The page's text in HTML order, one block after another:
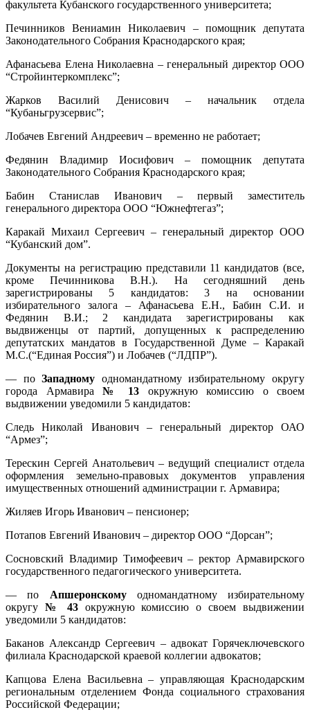
факультета Кубанского государственного университета;
Печинников Вениамин Николаевич – помощник депутата
Законодательного Собрания Краснодарского края;
Афанасьева Елена Николаевна – генеральный директор ООО
“Стройинтеркомплекс”;
Жарков Василий Денисович – начальник отдела
“Кубаньгрузсервис”;
Лобачев Евгений Андреевич – временно не работает;
Федянин Владимир Иосифович – помощник депутата
Законодательного Собрания Краснодарского края;
Бабин Станислав Иванович – первый заместитель
генерального директора ООО “Южнефтегаз”;
Каракай Михаил Сергеевич – генеральный директор ООО
“Кубанский дом”.
Документы на регистрацию представили 11 кандидатов (все,
кроме Печинникова В.Н.). На сегодняшний день
зарегистрированы 5 кандидатов: 3 на основании
избирательного залога – Афанасьева Е.Н., Бабин С.И. и
Федянин В.И.; 2 кандидата зарегистрированы как
выдвиженцы от партий, допущенных к распределению
депутатских мандатов в Государственной Думе – Каракай
М.С.(“Единая Россия”) и Лобачев (“ЛДПР”).
— поЗападному одномандатному избирательному округу
города Армавира № 13 окружную комиссию о своем
выдвижении уведомили 5 кандидатов:
Следь Николай Иванович – генеральный директор ОАО
“Армез”;
Терескин Сергей Анатольевич – ведущий специалист отдела
оформления земельно-правовых документов управления
имущественных отношений администрации г. Армавира;
Жиляев Игорь Иванович – пенсионер;
Потапов Евгений Иванович – директор ООО “Дорсан”;
Сосновский Владимир Тимофеевич – ректор Армавирского
государственного педагогического университета.
— по Апшеронскомуодномандатному избирательному
округу № 43 окружную комиссию о своем выдвижении
уведомили 5 кандидатов:
Баканов Александр Сергеевич – адвокат Горячеключевского
филиала Краснодарской краевой коллегии адвокатов;
Капцова Елена Васильевна – управляющая Краснодарским
региональным отделением Фонда социального страхования
Российской Федерации;